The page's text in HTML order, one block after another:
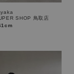
SHOP 鳥取店